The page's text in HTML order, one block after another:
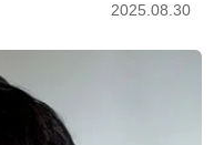
2025.08.30